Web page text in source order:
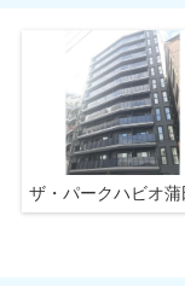
ザ・パークハビオ蒲